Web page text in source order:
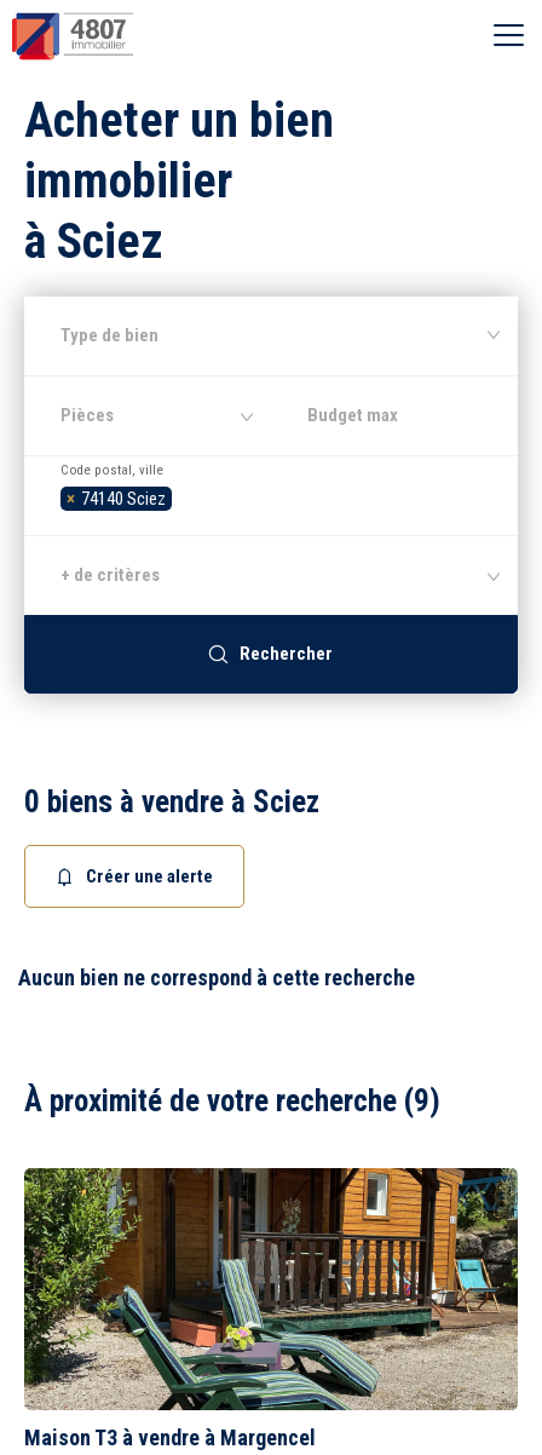
Vente
Location
Estimer
Recherche par ville
Ouvrir le menu
Acheter un bien
immobilier
à Sciez
Type de bien
Pièces
× 74140 Sciez
Code postal, ville
+ de critères
Rechercher
0 biens à vendre à Sciez
Créer une alerte
Aucun bien ne correspond à cette recherche
À proximité de votre recherche (9)
Maison T3 à vendre à Margencel